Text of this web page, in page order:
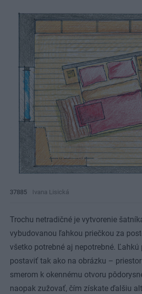
37885 Ivana Lisická
Trochu netradičné je vytvorenie
vybudovanou ľahkou priečkou za
všetko potrebné aj nepotrebné. Ľahkú
postaviť tak ako na obrázku –
smerom k okennému otvoru
naopak zužovať, čím získate ďalšiu